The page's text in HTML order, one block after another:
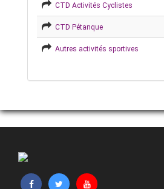
CTD Activités Cyclistes
CTD Pétanque
Autres activités sportives